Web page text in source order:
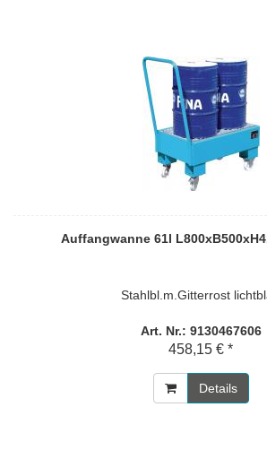
Auffangwanne 61l
Stahlbl.m.Gitterrost
Art. Nr.: 9130467606
458,15 € *
Details